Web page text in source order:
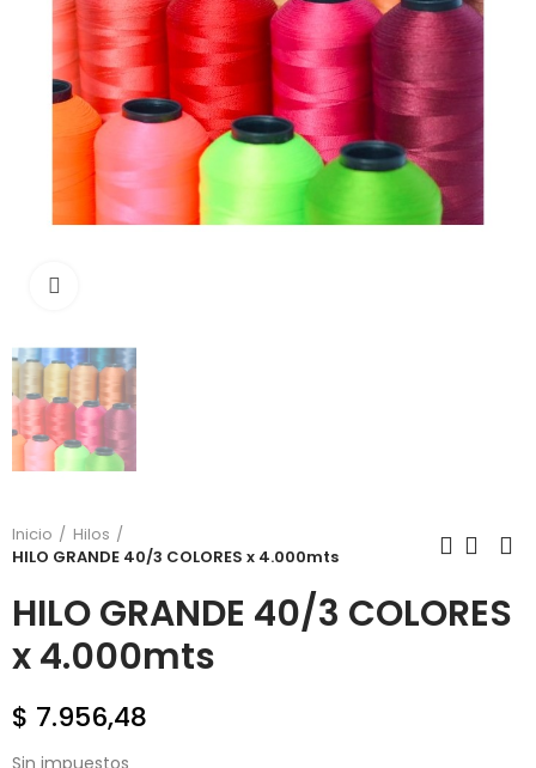
Inicio
Hilos
HILO GRANDE 40/3 COLORES x 4.000mts
HILO GRANDE 40/3 COLORES
x 4.000mts
$ 7.956,48